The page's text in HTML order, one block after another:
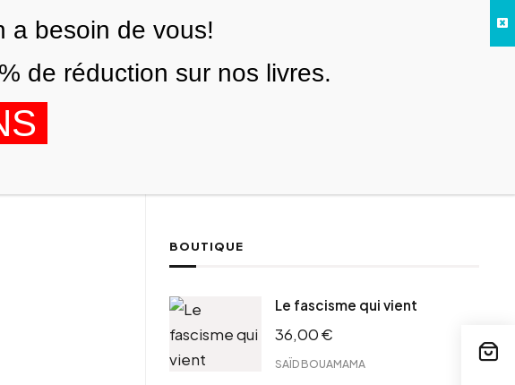
BOUTIQUE
Le fascisme qui vient
36,00€
SAÏD BOUAMAMA
a besoin de vous!
de réduction sur nos livres.